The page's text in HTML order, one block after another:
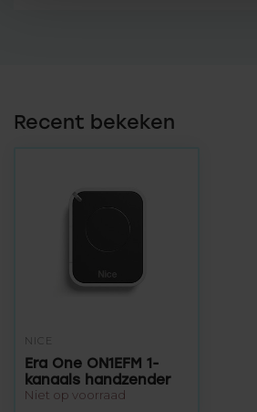
Recent bekeken
NICE
Era One ON1EFM 1-
kanaals handzender
Niet op voorraad